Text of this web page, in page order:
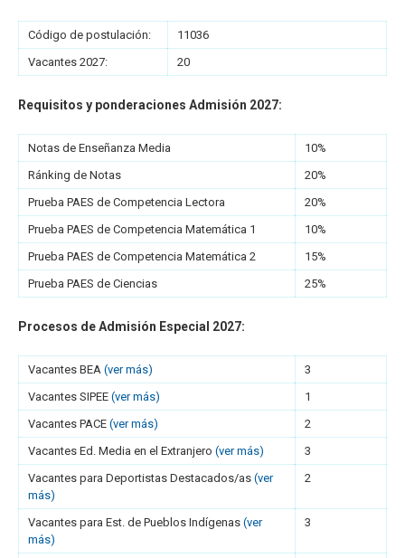
Código de postulación:
11036
Vacantes 2027:
20
Requisitos y ponderaciones Admisión 2027:
Notas de Enseñanza Media
10%
Ránking de Notas
20%
Prueba PAES de Competencia Lectora
20%
Prueba PAES de Competencia Matemática 1
10%
Prueba PAES de Competencia Matemática 2
15%
Prueba PAES de Ciencias
25%
Procesos de Admisión Especial 2027:
Vacantes BEA (ver más)
3
Vacantes SIPEE (ver más)
1
Vacantes PACE (ver más)
2
Vacantes Ed. Media en el Extranjero (ver más)
3
Vacantes para Deportistas Destacados/as (ver
más)
2
Vacantes para Est. de Pueblos Indígenas (ver
más)
3